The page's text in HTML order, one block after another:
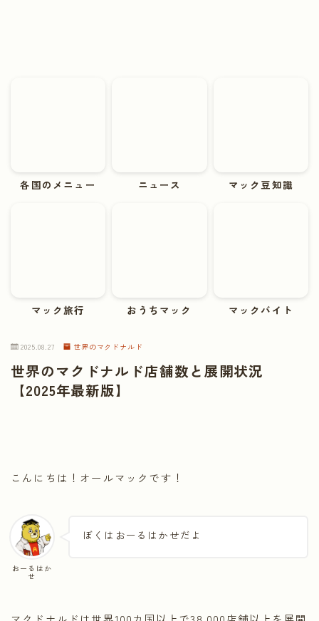
各国のメニュー ニュース マック豆知識
マック旅行 おうちマック マックバイト
2025.08.27 世界のマクドナルド
世界のマクドナルド店舗数と展開状況
【2025年最新版】
こんにちは！オールマックです！
おーるはか
せ
ぼくはおーるはかせだよ